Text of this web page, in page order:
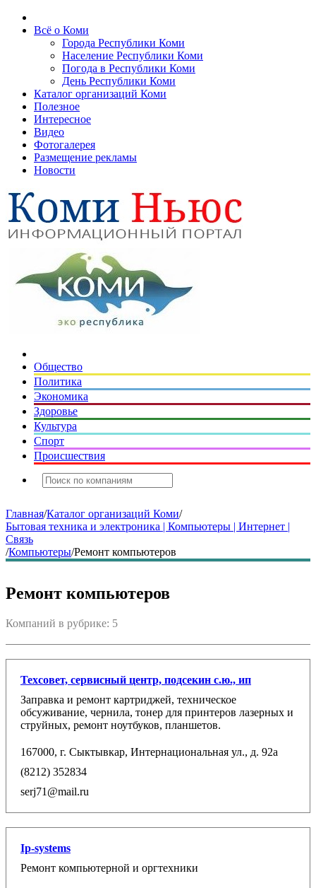
Всё о Коми
Города Республики Коми
Население Республики Коми
Погода в Республики Коми
День Республики Коми
Каталог организаций Коми
Полезное
Интересное
Видео
Фотогалерея
Размещение рекламы
Новости
Общество
Политика
Экономика
Здоровье
Культура
Спорт
Происшествия
Главная/Каталог организаций Коми/
Бытовая техника и электроника | Компьютеры | Интернет |
Связь
/Компьютеры/Ремонт компьютеров
Ремонт компьютеров
Компаний в рубрике: 5
Техсовет, сервисный центр, подсекин с.ю., ип
Заправка и ремонт картриджей, техническое
обсуживание, чернила, тонер для принтеров лазерных и
струйных, ремонт ноутбуков, планшетов.
167000, г. Сыктывкар, Интернациональная ул., д. 92а
(8212) 352834
serj71@mail.ru
Ip-systems
Ремонт компьютерной и оргтехники